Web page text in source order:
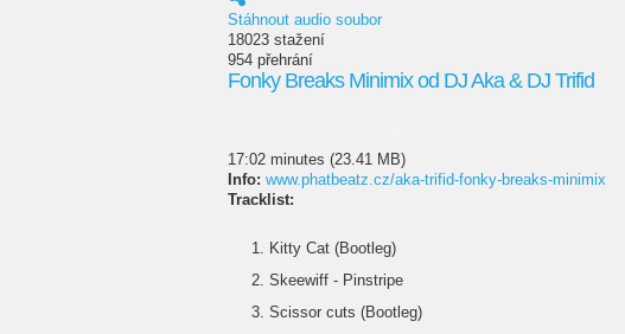
Stáhnout audio soubor
18023 stažení
954 přehrání
Fonky Breaks Minimix od DJ Aka & DJ Trifid
17:02 minutes (23.41 MB)
Info: www.phatbeatz.cz/aka-trifid-fonky-breaks-minimix
Tracklist:
Kitty Cat (Bootleg)
Skeewiff - Pinstripe
Scissor cuts (Bootleg)